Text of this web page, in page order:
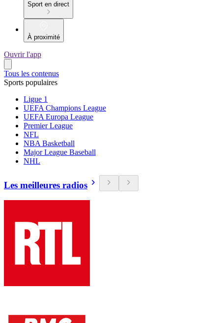
Sport en direct
À proximité
Ouvrir l'app
Tous les contenus
Sports populaires
Ligue 1
UEFA Champions League
UEFA Europa League
Premier League
NFL
NBA Basketball
Major League Baseball
NHL
Les meilleures radios